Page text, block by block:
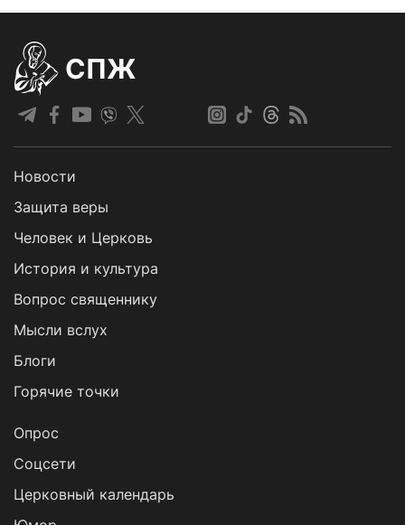
СПЖ
Новости
Защита веры
Человек и Церковь
История и культура
Вопрос священнику
Мысли вслух
Блоги
Горячие точки
Опрос
Cоцсети
Церковный календарь